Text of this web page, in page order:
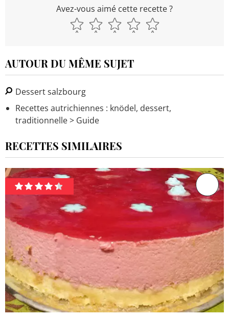
Avez-vous aimé cette recette ?
AUTOUR DU MÊME SUJET
Dessert salzbourg
Recettes autrichiennes : knödel, dessert,
traditionnelle> Guide
RECETTES SIMILAIRES